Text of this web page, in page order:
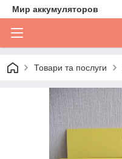
Мир аккумуляторов
Товари та послуги